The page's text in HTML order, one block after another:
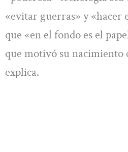
«evitar guerras» y «hacer
que «en el fondo es el
que motivó su nacimiento
explica.